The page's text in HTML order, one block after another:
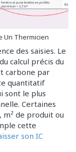
Un Thermicien
des saisies. Le
calcul précis du
carbone par
quantitatif
sont le plus
Certaines
m² de produit ou
cette
son IC